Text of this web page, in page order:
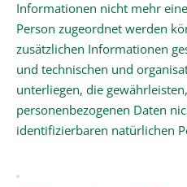
Informationen nicht mehr
Person zugeordnet werden
zusätzlichen Informationen
und technischen und
unterliegen, die
personenbezogenen Daten
identifizierbaren natürlichen